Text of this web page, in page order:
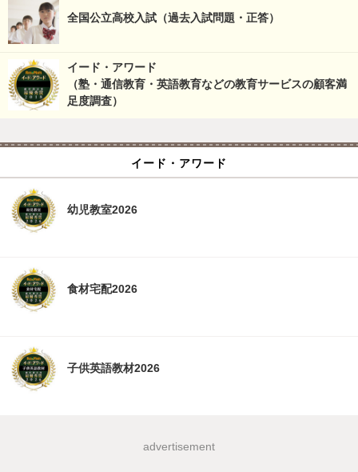
全国公立高校入試（過去入試問題・正答）
イード・アワード
（塾・通信教育・英語教育などの教育サービスの顧客満
足度調査）
イード・アワード
幼児教室2026
食材宅配2026
子供英語教材2026
advertisement